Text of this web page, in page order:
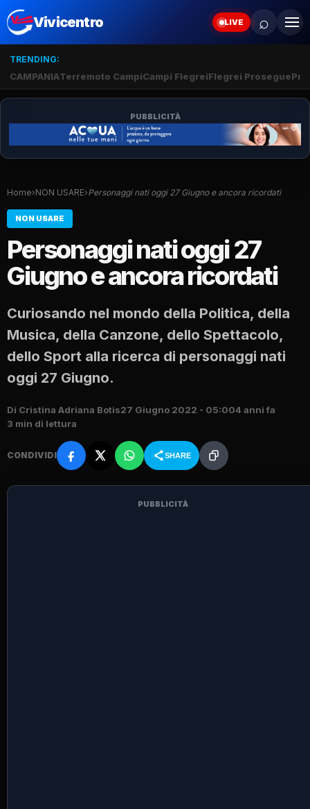
Vivicentro LIVE ⌕
TRENDING:
CAMPANIATerremoto CampiCampi FlegreiFlegrei Prosegue
PUBBLICITÀ
Home›NON USARE›Personaggi nati oggi 27 Giugno e ancora ricordati
NON USARE
Personaggi nati oggi 27
Giugno e ancora ricordati
Curiosando nel mondo della Politica, della
Musica, della Canzone, dello Spettacolo,
dello Sport alla ricerca di personaggi nati
oggi 27 Giugno.
Di Cristina Adriana Botis27 Giugno 2022 - 05:004 anni fa
3 min di lettura
CONDIVIDI SHARE
PUBBLICITÀ